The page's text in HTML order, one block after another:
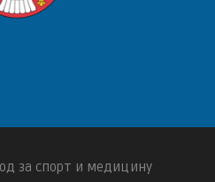
за спорт и медицину